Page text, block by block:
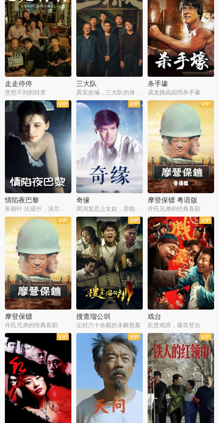
走走停停
意想不到的转变
三大队 杀手壕
成龙挑战凶悍杀手壕
情陷夜巴黎
朱丽叶·比诺什，演尽失爱之痛
奇缘
周润发恋上女奴，异能护体战邪派
摩登保镖 粤语版
许氏兄弟的经典喜剧
摩登保镖
许氏兄弟的经典喜剧
搜查瑠公圳
尘封六十余载的未解悬案
戏台
乱世戏班，爆笑登台